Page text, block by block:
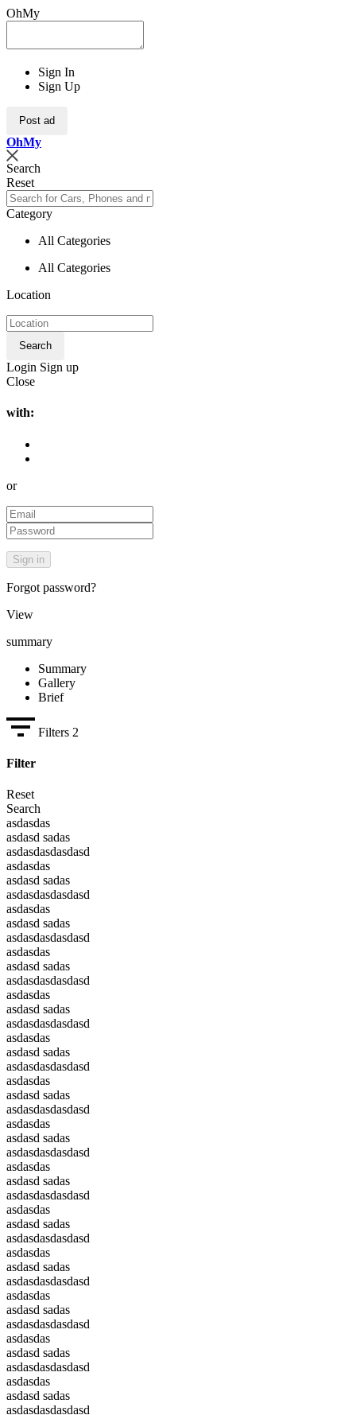
OhMy
Sign In
Sign Up
Post ad
OhMy
Search
Reset
Category
All Categories
All Categories
Location
Search
Login Sign up
Close
with:
or
Forgot password?
View
summary
Summary
Gallery
Brief
Filters 2
Filter
Reset
Search
asdasdas
asdasd sadas
asdasdasdasdasd
asdasdas
asdasd sadas
asdasdasdasdasd
asdasdas
asdasd sadas
asdasdasdasdasd
asdasdas
asdasd sadas
asdasdasdasdasd
asdasdas
asdasd sadas
asdasdasdasdasd
asdasdas
asdasd sadas
asdasdasdasdasd
asdasdas
asdasd sadas
asdasdasdasdasd
asdasdas
asdasd sadas
asdasdasdasdasd
asdasdas
asdasd sadas
asdasdasdasdasd
asdasdas
asdasd sadas
asdasdasdasdasd
asdasdas
asdasd sadas
asdasdasdasdasd
asdasdas
asdasd sadas
asdasdasdasdasd
asdasdas
asdasd sadas
asdasdasdasdasd
asdasdas
asdasd sadas
asdasdasdasdasd